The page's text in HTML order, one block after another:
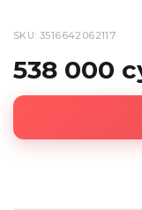
SKU: 3516642062117
538 000